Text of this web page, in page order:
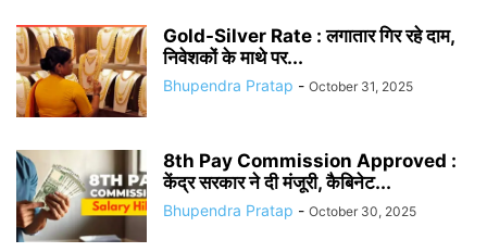
Gold-Silver Rate : लगातार गिर रहे दाम,
निवेशकों के माथे पर...
Bhupendra Pratap - October 31, 2025
8th Pay Commission Approved :
केंद्र सरकार ने दी मंजूरी, कैबिनेट...
Bhupendra Pratap - October 30, 2025